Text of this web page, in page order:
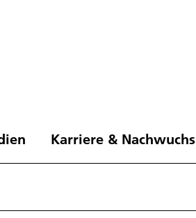
Karriere & Nachwuchs